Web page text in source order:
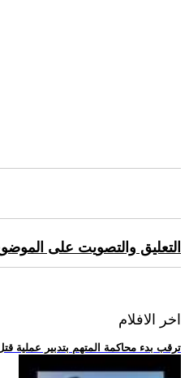
التعليق والتصويت على
اخر الافلام
.. ترقب بدء محاكمة المتهم بتدبير عملية